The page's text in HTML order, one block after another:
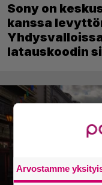
Sony on
kanssa
latauskoodin
Arvostamme